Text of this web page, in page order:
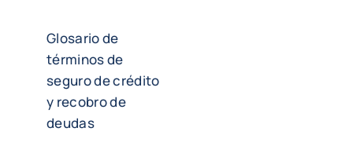
Glosario de
términos de
seguro de crédito
y recobro de
deudas